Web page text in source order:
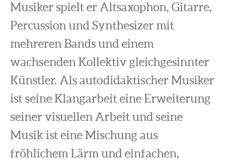
Musiker spielt er Altsaxophon, Gitarre,
Percussion und Synthesizer mit
mehreren Bands und einem
wachsenden Kollektiv gleichgesinnter
Künstler. Als autodidaktischer Musiker
ist seine Klangarbeit eine Erweiterung
seiner visuellen Arbeit und seine
Musik ist eine Mischung aus
fröhlichem Lärm und einfachen,